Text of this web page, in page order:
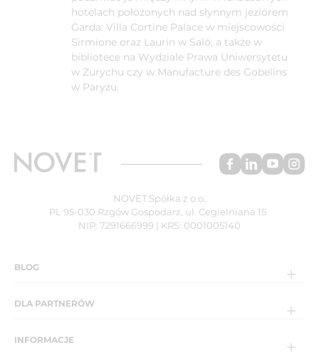
hotelach położonych nad słynnym jeziorem
Garda: Villa Cortine Palace w miejscowości
Sirmione oraz Laurin w Saló, a także w
bibliotece na Wydziale Prawa Uniwersytetu
w Zurychu czy w Manufacture des Gobelins
w Paryżu.
NOVET Spółka z o.o.
PL 95-030 Rzgów Gospodarz, ul. Cegielniana 15
NIP: 7291666999 | KRS: 0001005140
BLOG
DLA PARTNERÓW
INFORMACJE